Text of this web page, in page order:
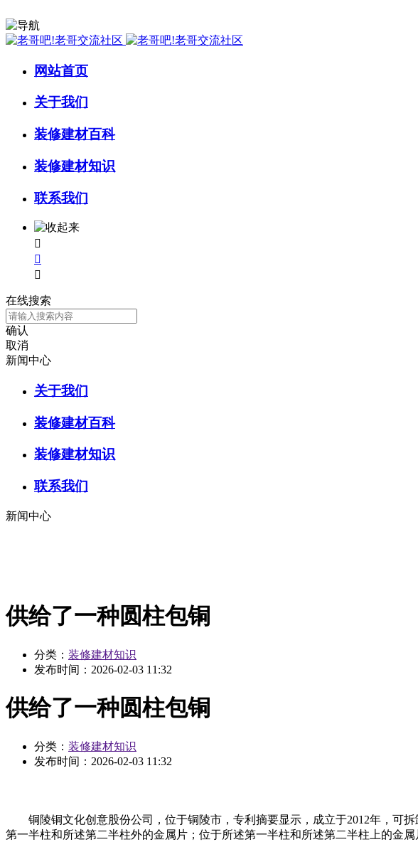
网站首页
关于我们
装修建材百科
装修建材知识
联系我们



在线搜索
确认
取消
新闻中心
关于我们
装修建材百科
装修建材知识
联系我们
新闻中心
供给了一种圆柱包铜
分类： 装修建材知识
发布时间： 2026-02-03 11:32
供给了一种圆柱包铜
分类： 装修建材知识
发布时间： 2026-02-03 11:32
铜陵铜文化创意股份公司，位于铜陵市，专利摘要显示，成立于2012年，可
第一半柱和所述第二半柱外的金属片；位于所述第一半柱和所述第二半柱上的金